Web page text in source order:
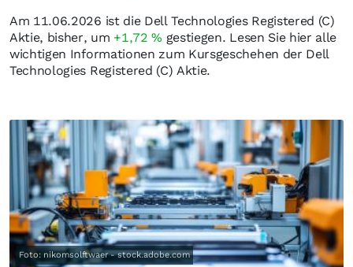
Am 11.06.2026 ist die Dell Technologies Registered (C)
Aktie, bisher, um +1,72% gestiegen. Lesen Sie hier alle
wichtigen Informationen zum Kursgeschehen der Dell
Technologies Registered (C) Aktie.
Foto: nikomsolftwaer - stock.adobe.com